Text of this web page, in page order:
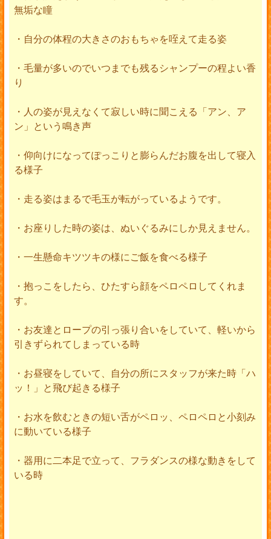
無垢な瞳
・自分の体程の大きさのおもちゃを咥えて走る姿
・毛量が多いのでいつまでも残るシャンプーの程よい香
り
・人の姿が見えなくて寂しい時に聞こえる「アン、ア
ン」という鳴き声
・仰向けになってぽっこりと膨らんだお腹を出して寝入
る様子
・走る姿はまるで毛玉が転がっているようです。
・お座りした時の姿は、ぬいぐるみにしか見えません。
・一生懸命キツツキの様にご飯を食べる様子
・抱っこをしたら、ひたすら顔をペロペロしてくれま
す。
・お友達とロープの引っ張り合いをしていて、軽いから
引きずられてしまっている時
・お昼寝をしていて、自分の所にスタッフが来た時「ハ
ッ！」と飛び起きる様子
・お水を飲むときの短い舌がペロッ、ペロペロと小刻み
に動いている様子
・器用に二本足で立って、フラダンスの様な動きをして
いる時